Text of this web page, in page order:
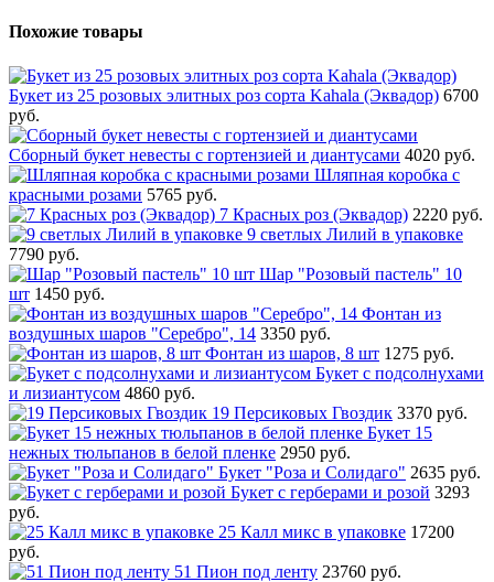
Похожие товары
Букет из 25 розовых элитных роз сорта Kahala (Эквадор) 6700
руб.
Сборный букет невесты с гортензией и диантусами 4020 руб.
Шляпная коробка с
красными розами 5765 руб.
7 Красных роз (Эквадор) 2220 руб.
9 светлых Лилий в упаковке
7790 руб.
Шар "Розовый пастель" 10
шт 1450 руб.
Фонтан из
воздушных шаров "Серебро", 14 3350 руб.
Фонтан из шаров, 8 шт 1275 руб.
Букет с подсолнухами
и лизиантусом 4860 руб.
19 Персиковых Гвоздик 3370 руб.
Букет 15
нежных тюльпанов в белой пленке 2950 руб.
Букет "Роза и Солидаго" 2635 руб.
Букет с герберами и розой 3293
руб.
25 Калл микс в упаковке 17200
руб.
51 Пион под ленту 23760 руб.